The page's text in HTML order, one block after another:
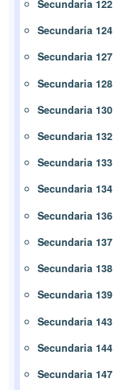
Secundaria 122
Secundaria 124
Secundaria 127
Secundaria 128
Secundaria 130
Secundaria 132
Secundaria 133
Secundaria 134
Secundaria 136
Secundaria 137
Secundaria 138
Secundaria 139
Secundaria 143
Secundaria 144
Secundaria 147